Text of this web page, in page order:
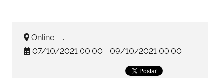
Secretaria-Geral
Online - ...
07/10/2021 00:00 - 09/10/2021 00:00